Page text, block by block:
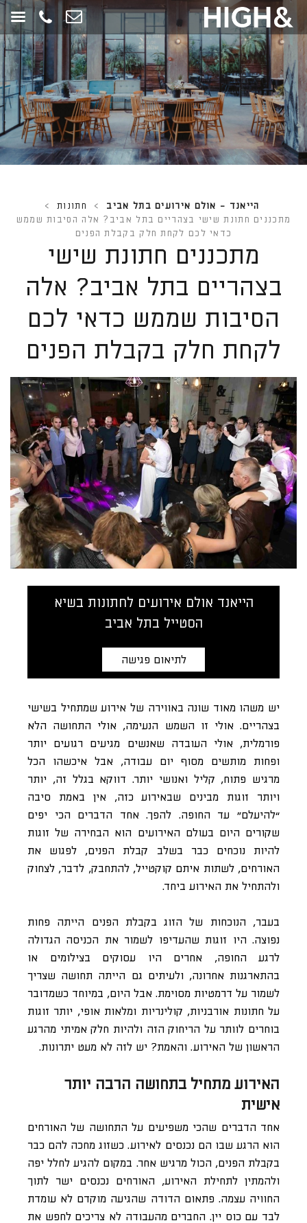
תחילתו
דף
אינטרנט,
לחץ
אנטר
כדי
לעבור
לאזור
תוכן
הייאנד - אולם אירועים בתל אביב > חתונות
>
מתכננים חתונת שישי בצהריים בתל אביב? אלה הסיבות שממש
כדאי לכם לקחת חלק בקבלת הפנים
מתכננים חתונת שישי
בצהריים בתל אביב? אלה
הסיבות שממש כדאי לכם
לקחת חלק בקבלת הפנים
הייאנד אולם אירועים לחתונות בשיא
הסטייל בתל אביב
לתיאום פגישה
יש משהו מאוד שונה באווירה של אירוע שמתחיל בשישי
בצהריים. אולי זו השמש הנעימה, אולי התחושה הלא
פורמלית, אולי העובדה שאנשים מגיעים רגועים יותר
ופחות מותשים מסוף יום עבודה, אבל איכשהו הכל
מרגיש פתוח, קליל ואנושי יותר. דווקא בגלל זה, יותר
ויותר זוגות מבינים שבאירוע כזה, אין באמת סיבה
“להיעלם” עד החופה. להפך. אחד הדברים הכי יפים
שקורים היום בעולם האירועים הוא הבחירה של זוגות
להיות נוכחים כבר בשלב קבלת הפנים, לפגוש את
האורחים, לשתות איתם קוקטייל, להתחבק, לדבר, לצחוק
ולהתחיל את האירוע ביחד.
בעבר, הנוכחות של הזוג בקבלת הפנים הייתה פחות
נפוצה. היו זוגות שהעדיפו לשמור את הכניסה הגדולה
לרגע החופה, אחרים היו עסוקים בצילומים או
בהתארגנות אחרונה, ולעיתים גם הייתה תחושה שצריך
לשמור על דרמטיות מסוימת. אבל היום, במיוחד כשמדובר
על חתונות אורבניות, קולינריות ומלאות אופי, יותר זוגות
בוחרים לוותר על הריחוק הזה ולהיות חלק אמיתי מהרגע
הראשון של האירוע. והאמת? יש לזה לא מעט יתרונות.
האירוע מתחיל בתחושה הרבה יותר
אישית
אחד הדברים שהכי משפיעים על התחושה של האורחים
הוא הרגע שבו הם נכנסים לאירוע. כשזוג מחכה להם כבר
בקבלת הפנים, הכול מרגיש אחר. במקום להגיע לחלל יפה
ולהמתין לתחילת האירוע, האורחים נכנסים ישר לתוך
החוויה עצמה. פתאום הדודה שהגיעה מוקדם לא עומדת
לבד עם כוס יין. החברים מהעבודה לא צריכים לחפש את